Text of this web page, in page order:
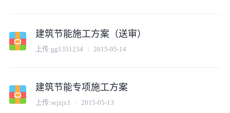
建筑节能施工方案（送审）
上传:gg1351234 2015-05-14
建筑节能专项施工方案
上传:sejzjx1 2015-05-13